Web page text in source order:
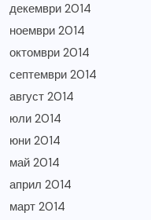
декември 2014
ноември 2014
октомври 2014
септември 2014
август 2014
юли 2014
юни 2014
май 2014
април 2014
март 2014